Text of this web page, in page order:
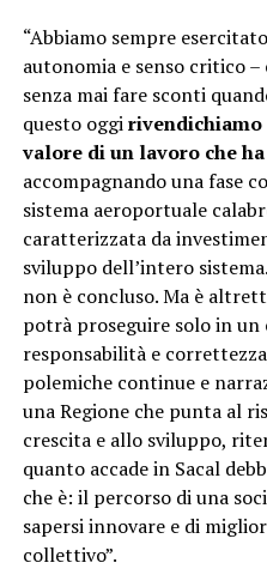
“Abbiamo sempre
autonomia e senso critico
senza mai fare sconti
questo oggi
valore di un lavoro che
accompagnando una fase
sistema aeroportuale
caratterizzata da
sviluppo dell’intero
non è concluso. Ma è
potrà proseguire solo in
responsabilità e
polemiche continue e
una Regione che punta al
crescita e allo sviluppo,
quanto accade in Sacal
che è: il percorso di una
sapersi innovare e di
collettivo”.